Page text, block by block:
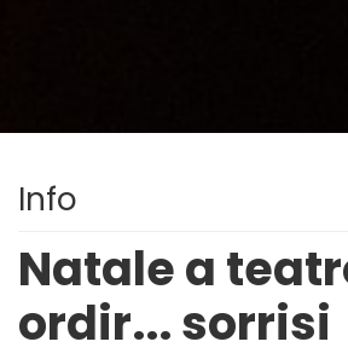
Info
Natale a
ordir... sorrisi